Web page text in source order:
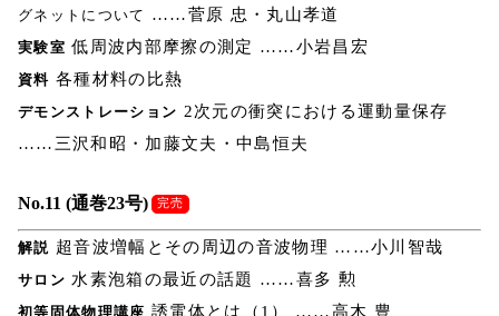
グネットについて ……菅原 忠・丸山孝道
実験室 低周波内部摩擦の測定 ……小岩昌宏
資料 各種材料の比熱
デモンストレーション 2次元の衝突における運動量保存
……三沢和昭・加藤文夫・中島恒夫
No.11 (通巻23号) 完売
解説 超音波増幅とその周辺の音波物理 ……小川智哉
サロン 水素泡箱の最近の話題 ……喜多 勲
初等固体物理講座 誘電体とは（1） ……高木 豊